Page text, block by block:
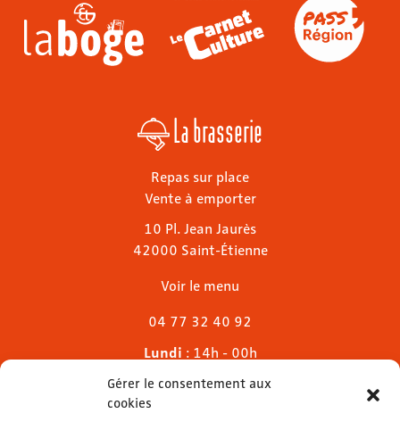
Gérer le consentement aux
cookies
La brasserie
Repas sur place
Vente à emporter
10 Pl. Jean Jaurès
42000 Saint-Étienne
Voir le menu
04 77 32 40 92
Lundi : 14h - 00h
Mardi & mercredi
Jeudi